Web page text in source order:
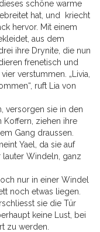
schöne warme
hat, und kriecht
hervor. Mit einem
aus dem
ihre Drynite, die nun
frenetisch und
verstummen. „Livia,
ruft Lia von
versorgen sie in den
Koffern, ziehen ihre
Gang draussen.
Yael, da sie auf
lauter Windeln, ganz
nur in einer Windel
noch etwas liegen.
sie die Tür
keine Lust, bei
zu werden.